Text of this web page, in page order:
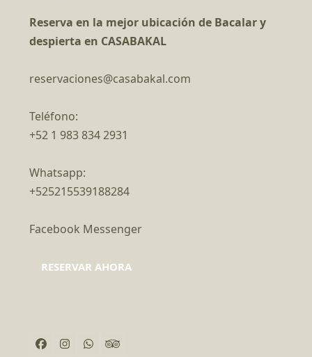
Reserva en la mejor ubicación de Bacalar y
despierta en CASABAKAL
reservaciones@casabakal.com
Teléfono:
+52 1 983 834 2931
Whatsapp:
+525215539188284
Facebook Messenger
RESERVAR AHORA
Facebook
Instagram
WhatsappTripadvisor